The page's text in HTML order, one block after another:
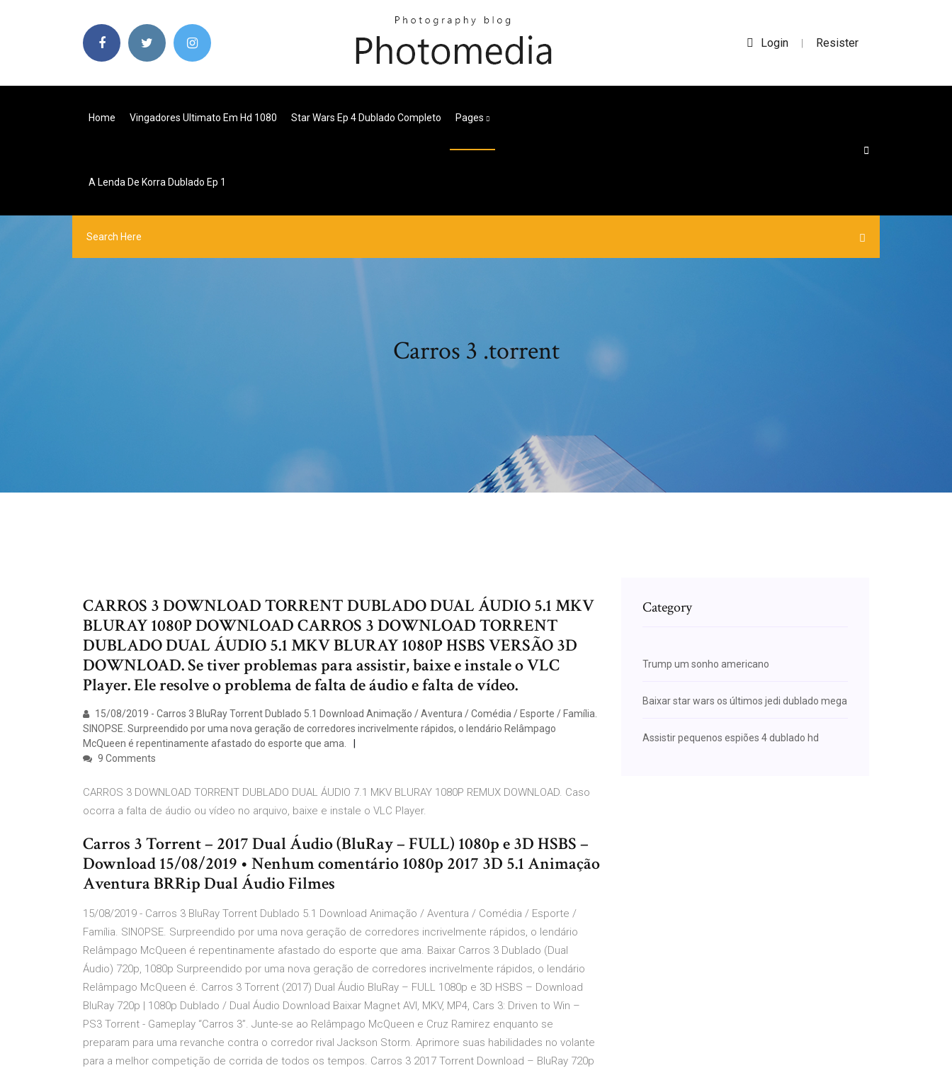
Login | Resister
Home Vingadores Ultimato Em Hd 1080 Star Wars Ep 4 Dublado Completo Pages
A Lenda De Korra Dublado Ep 1
Carros 3 .torrent
CARROS 3 DOWNLOAD TORRENT DUBLADO DUAL ÁUDIO 5.1 MKV
BLURAY 1080P DOWNLOAD CARROS 3 DOWNLOAD TORRENT
DUBLADO DUAL ÁUDIO 5.1 MKV BLURAY 1080P HSBS VERSÃO 3D
DOWNLOAD. Se tiver problemas para assistir, baixe e instale o VLC
Player. Ele resolve o problema de falta de áudio e falta de vídeo.
15/08/2019 - Carros 3 BluRay Torrent Dublado 5.1 Download Animação / Aventura / Comédia / Esporte / Família.
SINOPSE. Surpreendido por uma nova geração de corredores incrivelmente rápidos, o lendário Relâmpago
McQueen é repentinamente afastado do esporte que ama.
9 Comments
CARROS 3 DOWNLOAD TORRENT DUBLADO DUAL ÁUDIO 7.1 MKV BLURAY 1080P REMUX DOWNLOAD. Caso
ocorra a falta de áudio ou vídeo no arquivo, baixe e instale o VLC Player.
Carros 3 Torrent – 2017 Dual Áudio (BluRay – FULL) 1080p e 3D HSBS –
Download 15/08/2019 • Nenhum comentário 1080p 2017 3D 5.1 Animação
Aventura BRRip Dual Áudio Filmes
15/08/2019 - Carros 3 BluRay Torrent Dublado 5.1 Download Animação / Aventura / Comédia / Esporte /
Família. SINOPSE. Surpreendido por uma nova geração de corredores incrivelmente rápidos, o lendário
Relâmpago McQueen é repentinamente afastado do esporte que ama. Baixar Carros 3 Dublado (Dual
Áudio) 720p, 1080p Surpreendido por uma nova geração de corredores incrivelmente rápidos, o lendário
Relâmpago McQueen é. Carros 3 Torrent (2017) Dual Áudio BluRay – FULL 1080p e 3D HSBS – Download
BluRay 720p | 1080p Dublado / Dual Áudio Download Baixar Magnet AVI, MKV, MP4, Cars 3: Driven to Win –
PS3 Torrent - Gameplay “Carros 3”. Junte-se ao Relâmpago McQueen e Cruz Ramirez enquanto se
preparam para uma revanche contra o corredor rival Jackson Storm. Aprimore suas habilidades no volante
para a melhor competição de corrida de todos os tempos. Carros 3 2017 Torrent Download – BluRay 720p
Category
Trump um sonho americano
Baixar star wars os últimos jedi dublado mega
Assistir pequenos espiões 4 dublado hd